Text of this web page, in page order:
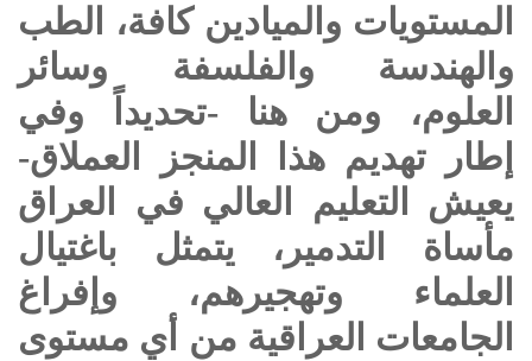
المستويات والميادين كافة، الطب
والهندسة والفلسفة وسائر
العلوم، ومن هنا -تحديداً وفي
إطار تهديم هذا المنجز العملاق-
يعيش التعليم العالي في العراق
مأساة التدمير، يتمثل باغتيال
العلماء وتهجيرهم، وإفراغ
الجامعات العراقية من أي مستوى